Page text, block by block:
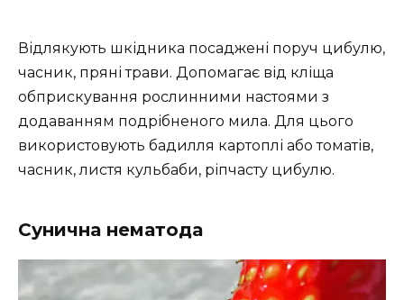
Відлякують шкідника посаджені поруч цибулю,
часник, пряні трави. Допомагає від кліща
обприскування рослинними настоями з
додаванням подрібненого мила. Для цього
використовують бадилля картоплі або томатів,
часник, листя кульбаби, ріпчасту цибулю.
Сунична нематода